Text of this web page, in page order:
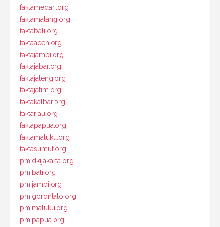
faktamedan.org
faktamalang.org
faktabali.org
faktaaceh.org
faktajambi.org
faktajabar.org
faktajateng.org
faktajatim.org
faktakalbar.org
faktariau.org
faktapapua.org
faktamaluku.org
faktasumut.org
pmidkijakarta.org
pmibali.org
pmijambi.org
pmigorontalo.org
pmimaluku.org
pmipapua.org